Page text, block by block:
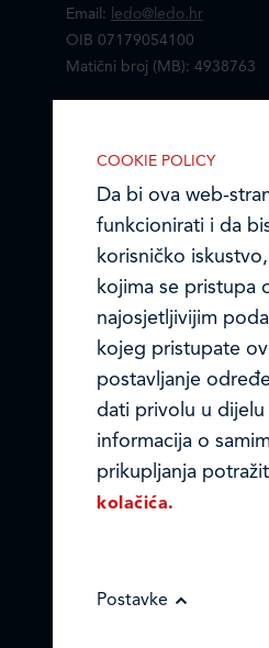
Email:
ledo@ledo.hr
OIB 07179054100
Matični broj (MB): 4938763
Ledo u inozemstvu
Online formular
Obavijest o Privatnosti i
Privacy notice and Cookies
© LEDO plus d.o.o. 2026.
COOKIE POLICY
Da bi ova web-
funkcionirati i da
korisničko
kojima se pristupa
najosjetljivijim
kojeg pristupate
postavljanje
dati privolu u dijelu
informacija o
prikupljanja
kolačića.
IZABERITE KOLAČIĆE
Omogućite ili
stranici upotrebu
reklamnih kolačića
Nužni (tehnički)
Postavke